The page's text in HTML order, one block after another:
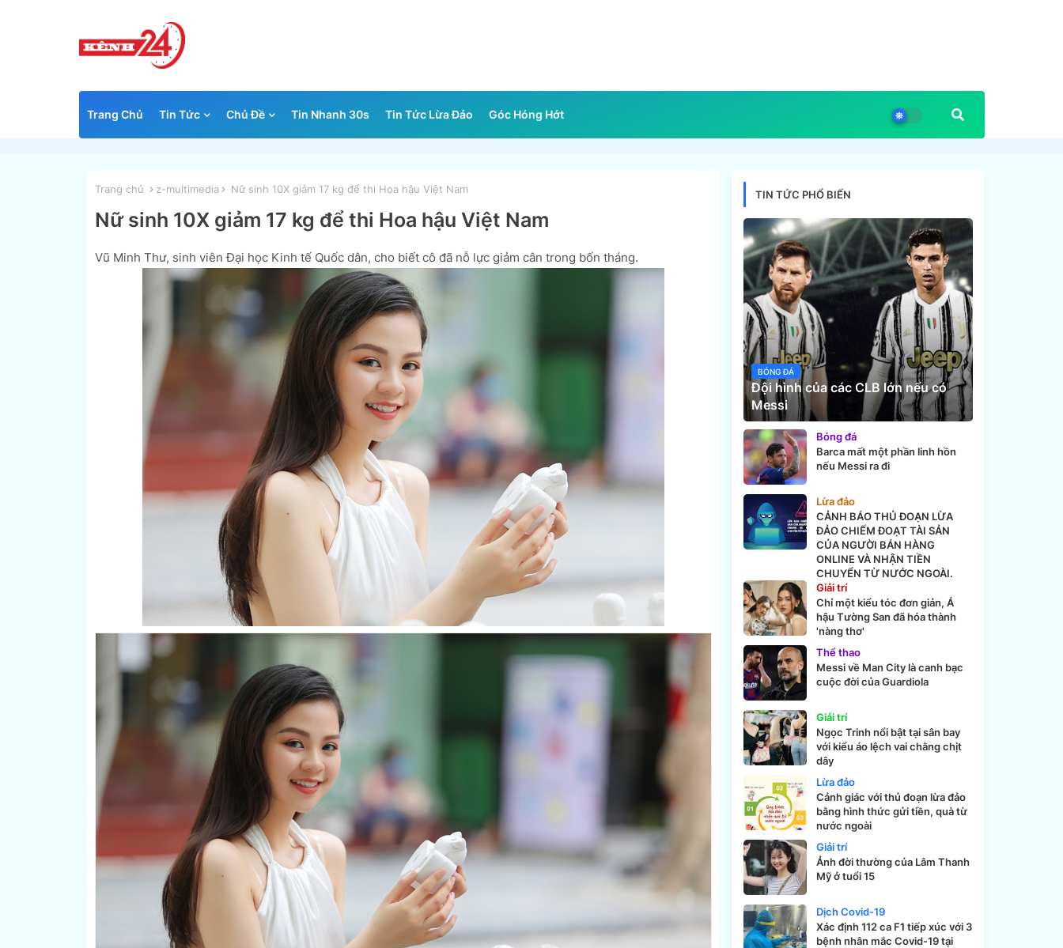
Trang Chủ Tin Tức Chủ Đề Tin Nhanh 30s Tin Tức Lừa Đảo Góc Hóng Hớt
Trang chủ z-multimedia Nữ sinh 10X giảm 17 kg để thi Hoa hậu Việt Nam
Nữ sinh 10X giảm 17 kg để thi Hoa hậu Việt Nam
Vũ Minh Thư, sinh viên Đại học Kinh tế Quốc dân, cho biết cô đã nỗ lực giảm cân trong bốn tháng.
TIN TỨC PHỔ BIẾN
BÓNG ĐÁ
Đội hình của các CLB lớn nếu có
Messi
Bóng đá
Barca mất một phần linh hồn
nếu Messi ra đi
Lừa đảo
CẢNH BÁO THỦ ĐOẠN LỪA
ĐẢO CHIẾM ĐOẠT TÀI SẢN
CỦA NGƯỜI BÁN HÀNG
ONLINE VÀ NHẬN TIỀN
CHUYỂN TỪ NƯỚC NGOÀI.
Giải trí
Chỉ một kiểu tóc đơn giản, Á
hậu Tường San đã hóa thành
'nàng thơ'
Thể thao
Messi về Man City là canh bạc
cuộc đời của Guardiola
Giải trí
Ngọc Trinh nổi bật tại sân bay
với kiểu áo lệch vai chằng chịt
dây
Lừa đảo
Cảnh giác với thủ đoạn lừa đảo
bằng hình thức gửi tiền, quà từ
nước ngoài
Giải trí
Ảnh đời thường của Lâm Thanh
Mỹ ở tuổi 15
Dịch Covid-19
Xác định 112 ca F1 tiếp xúc với 3
bệnh nhân mắc Covid-19 tại